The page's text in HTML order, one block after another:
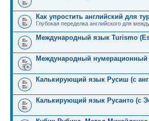
Как упростить английский для
Глубокая переделка английского для
Международный язык Turismo
Международный нумерационный
Калькирующий язык Русиш (с
Калькирующий язык Русанто (с